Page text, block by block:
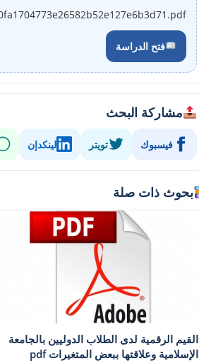
فتح الدراسة
مشاركة البحث
فيسبوك تويتر لينكدإن
بحوث ذات صلة
القيم الرقمية لدى الطلاب الدوليين بالجامعة
الإسلامية وعلاقتها ببعض المتغيرات pdf